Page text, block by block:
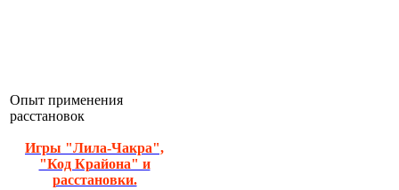
Опыт применения
расстановок
Игры "Лила-Чакра",
"Код Крайона" и
расстановки.